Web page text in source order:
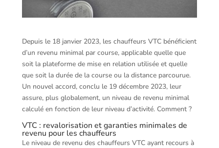
Depuis le 18 janvier 2023, les chauffeurs VTC bénéficient
d’un revenu minimal par course, applicable quelle que
soit la plateforme de mise en relation utilisée et quelle
que soit la durée de la course ou la distance parcourue.
Un nouvel accord, conclu le 19 décembre 2023, leur
assure, plus globalement, un niveau de revenu minimal
calculé en fonction de leur niveau d’activité. Comment ?
VTC : revalorisation et garanties minimales de
revenu pour les chauffeurs
Le niveau de revenu des chauffeurs VTC ayant recours à